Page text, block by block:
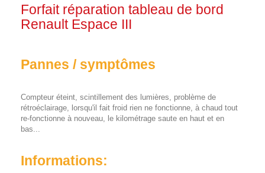
Forfait réparation tableau de bord
Renault Espace III
Pannes / symptômes
Compteur éteint, scintillement des lumières, problème de
rétroéclairage, lorsqu'il fait froid rien ne fonctionne, à chaud tout
re-fonctionne à nouveau, le kilométrage saute en haut et en
bas...
Informations: